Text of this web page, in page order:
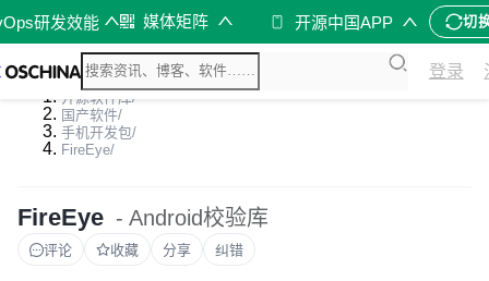
研发效能 媒体矩阵 开源中国APP 切
登录
开源软件库/
国产软件/
手机开发包/
FireEye/
FireEye - Android校验库
评论 收藏 分享 纠错